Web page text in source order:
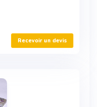
Recevoir un devis